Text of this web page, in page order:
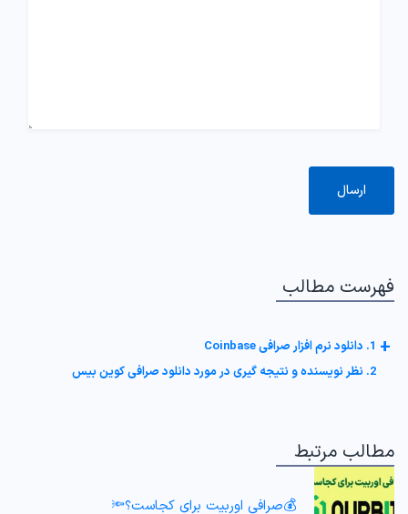
فهرست مطالب
1. دانلود نرم افزار صرافی Coinbase +
2. نظر نویسنده و نتیجه گیری در مورد دانلود صرافی کوین بیس
مطالب مرتبط
💰صرافی اوربیت برای کجاست؟🔦